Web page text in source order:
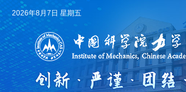
2026年8月7日 星期五